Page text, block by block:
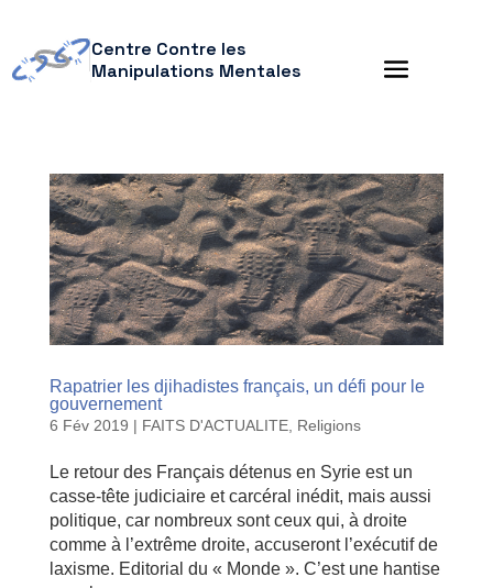
Centre Contre les
Manipulations Mentales
Rapatrier les djihadistes français, un défi pour le
gouvernement
6 Fév 2019 | FAITS D'ACTUALITE, Religions
Le retour des Français détenus en Syrie est un
casse-tête judiciaire et carcéral inédit, mais aussi
politique, car nombreux sont ceux qui, à droite
comme à l’extrême droite, accuseront l’exécutif de
laxisme. Editorial du « Monde ». C’est une hantise